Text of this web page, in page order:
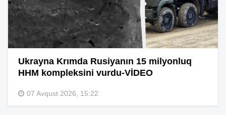
Ukrayna Krımda Rusiyanın 15 milyonluq
HHM kompleksini vurdu-VİDEO
07 Avqust 2026, 15:22